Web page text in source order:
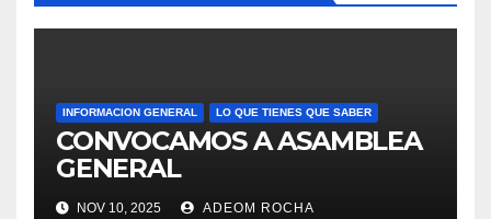
INFORMACION GENERAL LO QUE TIENES QUE SABER
CONVOCAMOS A ASAMBLEA
GENERAL
NOV 10, 2025 ADEOM ROCHA